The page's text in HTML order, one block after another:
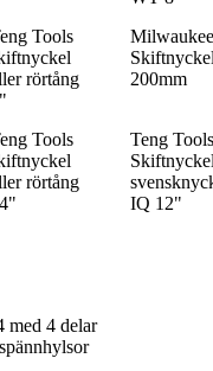
Tools
rörtång
Milwaukee
200mm
Tools
rörtång
Teng Tools
IQ 12"
med 4 delar